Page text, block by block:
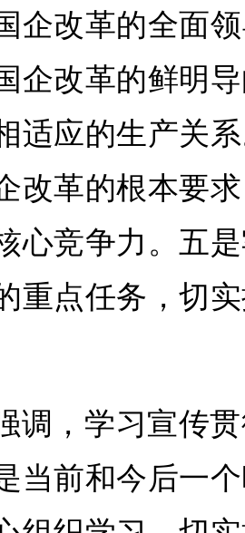
企改革的全面
企改革的鲜明
适应的生产关
改革的根本要
心竞争力。五
重点任务，切
调，学习宣传
当前和今后一